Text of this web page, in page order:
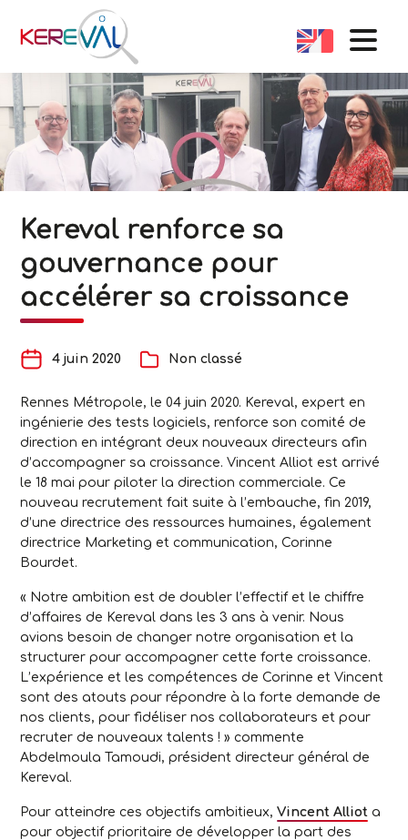
Kereval renforce sa
gouvernance pour
accélérer sa croissance
4 juin 2020 Non classé
Rennes Métropole, le 04 juin 2020. Kereval, expert en
ingénierie des tests logiciels, renforce son comité de
direction en intégrant deux nouveaux directeurs afin
d’accompagner sa croissance. Vincent Alliot est arrivé
le 18 mai pour piloter la directioncommerciale. Ce
nouveau recrutement fait suite à l’embauche, fin 2019,
d’une directrice desressources humaines, également
directrice Marketing et communication, Corinne
Bourdet.
« Notre ambition est de doubler l’effectif et le chiffre
d’affaires de Kereval dans les 3 ans à venir. Nous
avions besoin de changer notre organisation et la
structurer pour accompagner cette forte croissance.
L’expérience et les compétences de Corinne et Vincent
sont des atouts pour répondre à la forte demande de
nos clients, pour fidéliser nos collaborateurs et pour
recruter de nouveaux talents ! » commente
Abdelmoula Tamoudi, président directeur général de
Kereval.
Pour atteindre ces objectifs ambitieux,Vincent Alliot a
pour objectif prioritaire de développer la part des